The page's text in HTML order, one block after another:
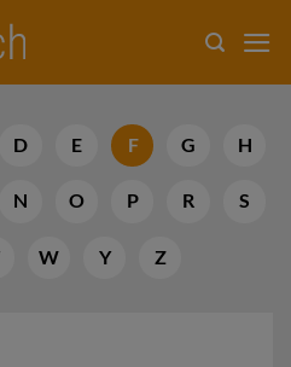
D E F G H
N O P R S
W Y Z